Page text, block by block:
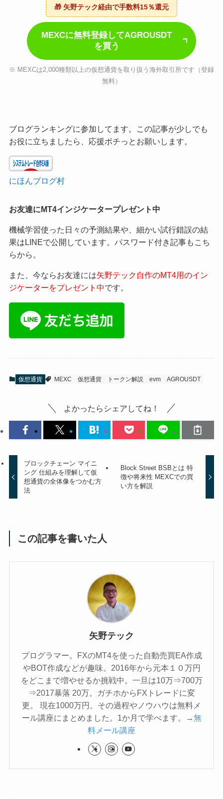
🎁 矢野テック経由で手数料15％還元
MEXCに無料登録してAGROUSDT
を買う
※ MEXCは2,000種類以上の仮想通貨を取り扱う海外取引所です（登録
無料）
ブログランキングに参加してます。この記事が少しでも
お役に立ちましたら、応援ポチっとお願いします。
にほんブログ村
お友達にMT4インジケータープレゼント中
機械学習使った日々の予測結果や、細かい試行錯誤の結
果はLINEで公開しています。パスワード付き記事もこち
らから。
また、今ならお友達には矢野テック自作のMT4用のイン
ジケーターをプレゼント中です。
仮想通貨 MEXC 仮想通貨 トークン解説 evm AGROUSDT
よかったらシェアしてね！
ブロックチェーン マイニ
ング 仕組みを理解して仮
想通貨の全体像をつかむ方
法
Block Street BSBとは 特
徴や将来性 MEXCでの買
い方を解説
この記事を書いた人
矢野テック
プログラマー。FXのMT4を使った自動売買EA作成
やBOT作成などが趣味。2016年から元本１０万円
をどこまで増やせるか挑戦中。一旦は10万⇒700万
⇒2017暴落 20万。ガチホからFXトレードに変
更。 現在1000万円。その過程やノウハウは無料メ
ール講座にまとめました。1か月で学べます。→無
料メール講座